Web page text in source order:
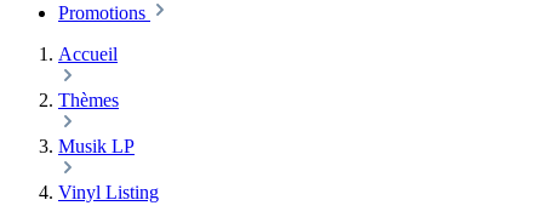
Promotions
Accueil
Thèmes
Musik LP
Vinyl Listing